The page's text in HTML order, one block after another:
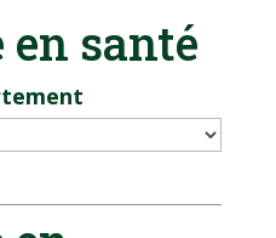
santé